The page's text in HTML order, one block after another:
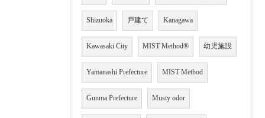
Shizuoka 戸建て Kanagawa
Kawasaki City MIST Method® 幼児施設
Yamanashi Prefecture MIST Method
Gunma Prefecture Musty odor